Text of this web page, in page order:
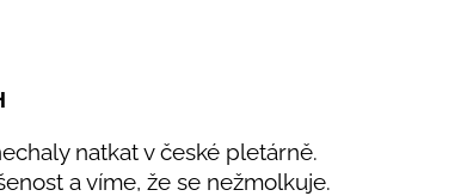
natkat v české pletárně.
a víme, že se nežmolkuje.